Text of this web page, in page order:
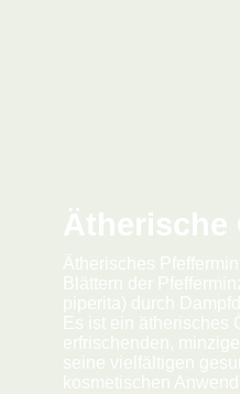
Ätherische
Ätherisches
Blättern der
piperita) durch
Es ist ein ätherisches
erfrischenden,
seine vielfältigen
kosmetischen